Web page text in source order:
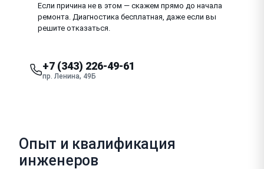
Если причина не в этом — скажем прямо до начала
ремонта. Диагностика бесплатная, даже если вы
решите отказаться.
+7 (343) 226-49-61
пр. Ленина, 49Б
Опыт и квалификация
инженеров